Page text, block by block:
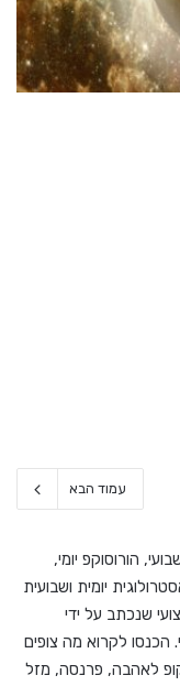
עמוד הבא
הורוסוקפ יומי,
יומית ושבועית
שנכתב על ידי
הכנסו לקרוא מה צופים
לאהבה, פרנסה, מזל